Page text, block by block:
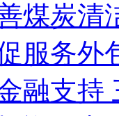
煤炭清
服务外
融支持